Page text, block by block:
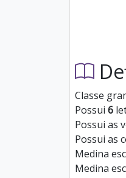
Classe
Possui 6
Possui as
Possui as
Medina
Medina